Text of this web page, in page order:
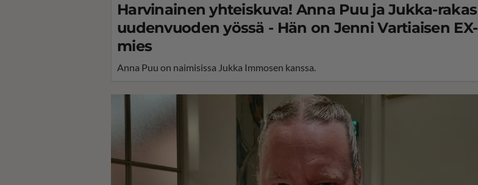
Harvinainen yhteiskuva! Anna Puu ja Jukka-rakas
uudenvuoden yössä - Hän on Jenni Vartiaisen EX-
mies
Anna Puu on naimisissa Jukka Immosen kanssa.